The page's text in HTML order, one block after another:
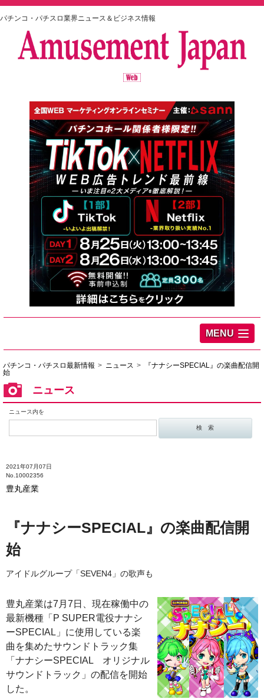
パチンコ・パチスロ業界ニュース＆ビジネス情報
MENU
パチンコ・パチスロ最新情報 ニュース
『ナナシーSPECIAL』の楽曲配信開
始
ニュース
ニュース内を
2021年07月07日
No.10002356
豊丸産業
『ナナシーSPECIAL』の楽曲配信開
始
アイドルグループ「SEVEN4」の歌声も
豊丸産業は7月7日、現在稼働中の
最新機種「P SUPER電役ナナシ
ーSPECIAL」に使用している楽
曲を集めたサウンドトラック集
「ナナシーSPECIAL オリジナル
サウンドトラック」の配信を開始
した。